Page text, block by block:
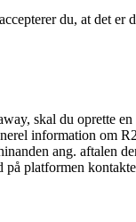
du, at det
skal du oprette
information om
ang. aftalen
på platformen